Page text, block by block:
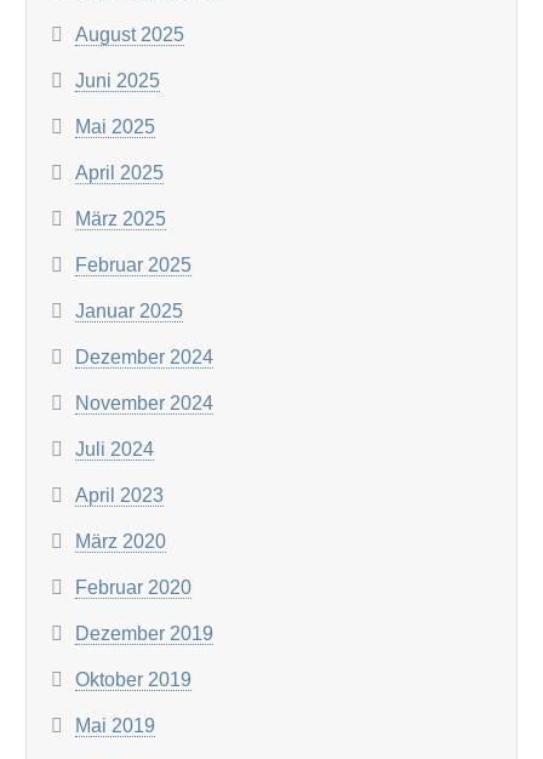
August 2025
Juni 2025
Mai 2025
April 2025
März 2025
Februar 2025
Januar 2025
Dezember 2024
November 2024
Juli 2024
April 2023
März 2020
Februar 2020
Dezember 2019
Oktober 2019
Mai 2019